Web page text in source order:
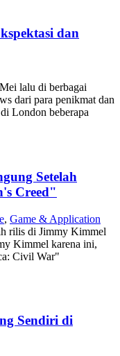
dan
lalu di berbagai
dari para penikmat dan
London beberapa
Setelah
Creed"
, Game & Application
rilis di Jimmy Kimmel
Kimmel karena ini,
Civil War"
Sendiri di